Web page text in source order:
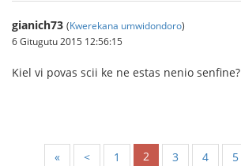
gianich73 (Kwerekana umwidondoro)
6 Gitugutu 2015 12:56:15
Kiel vi povas scii ke ne estas nenio senfine?
« < 1 2 3 4 5